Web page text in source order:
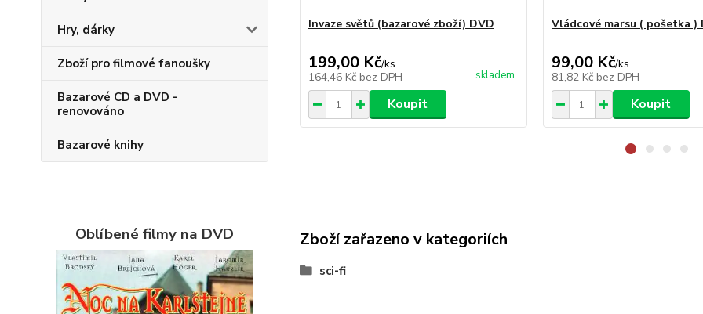
Hry, dárky
Zboží pro filmové fanoušky
Bazarové CD a DVD -
renovováno
Bazarové knihy
Oblíbené filmy na DVD
Invaze světů (bazarové zboží) DVD
199,00 Kč/ks
164,46 Kč bez DPH skladem
Koupit
Vládcové marsu ( pošetka )
99,00 Kč/ks
81,82 Kč bez DPH
Koupit
Zboží zařazeno v kategoriích
sci-fi